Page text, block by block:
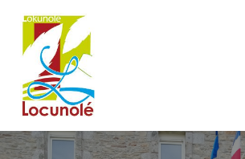
o
n